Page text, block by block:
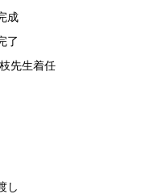
成
了
先生着任
し